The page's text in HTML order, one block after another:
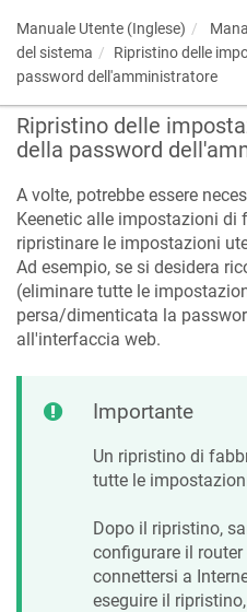
Manuale Utente (Inglese)
del sistema
Ripristino delle
password dell'amministratore
Ripristino delle
della password
A volte, potrebbe essere
Keenetic alle impostazioni di
ripristinare le impostazioni
Ad esempio, se si desidera
(eliminare tutte le
persa/dimenticata la
all'interfaccia web.
Importante
Un ripristino di
tutte le
Dopo il ripristino,
configurare il router
connettersi a
eseguire il